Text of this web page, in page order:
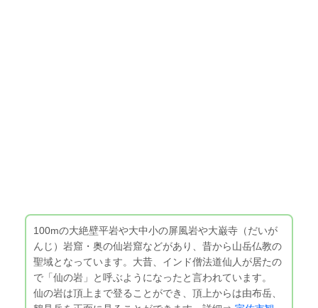
100mの大絶壁平岩や大中小の屏風岩や大巌寺（だいが
んじ）岩窟・奥の仙岩窟などがあり、昔から山岳仏教の
聖域となっています。大昔、インド僧法道仙人が居たの
で「仙の岩」と呼ぶようになったと言われています。
仙の岩は頂上まで登ることができ、頂上からは由布岳、